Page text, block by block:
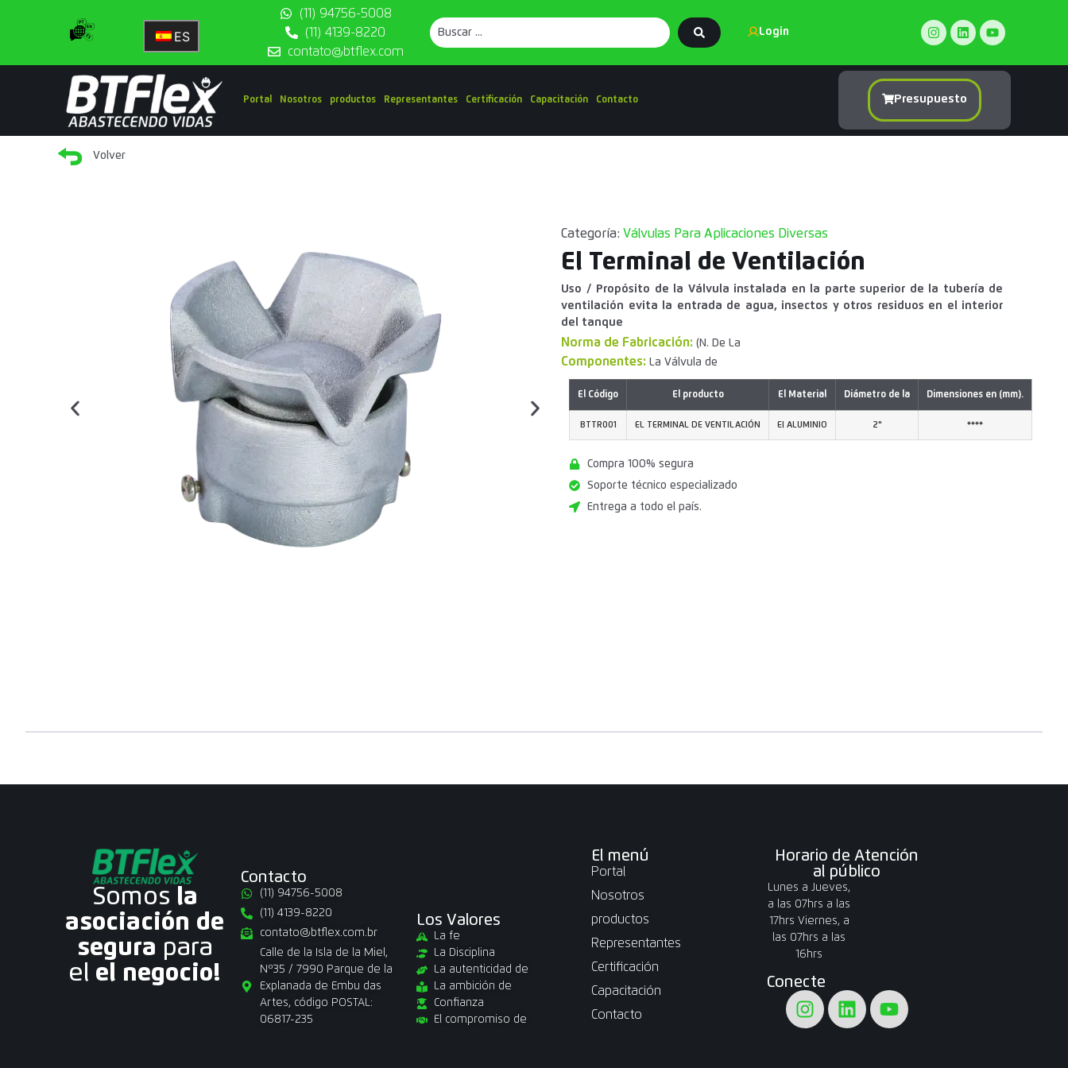
ES
(11) 94756-5008
(11) 4139-8220
contato@btflex.com
Login
Portal Nosotros productos Representantes Certificación Capacitación Contacto Presupuesto
Volver
Categoría: Válvulas Para Aplicaciones Diversas
El Terminal de Ventilación
Uso / Propósito de la Válvula instalada en la parte superior de la tubería de
ventilación evita la entrada de agua, insectos y otros residuos en el interior
del tanque
Norma de Fabricación: (N. De La
Componentes: La Válvula de
El Código El producto El Material Diámetro de la Dimensiones en (mm).
BTTR001 EL TERMINAL DE VENTILACIÓN El ALUMINIO 2" ****
Compra 100% segura
Soporte técnico especializado
Entrega a todo el país.
Somos la
asociación de
segura para
el el negocio!
(11) 94756-5008
(11) 4139-8220
contato@btflex.com.br
Calle de la Isla de la Miel,
Nº35 / 7990 Parque de la
Explanada de Embu das
Artes, código POSTAL:
06817-235
Contacto
La fe
La Disciplina
La autenticidad de
La ambición de
Confianza
El compromiso de
Los Valores
El menú
Portal
Nosotros
productos
Representantes
Certificación
Capacitación
Contacto
Conecte
Lunes a Jueves,
a las 07hrs a las
17hrs Viernes, a
las 07hrs a las
16hrs
Horario de Atención
al público